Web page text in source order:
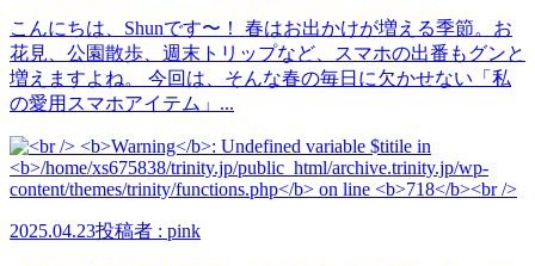
こんにちは、Shunです〜！ 春はお出かけが増える季節。お
花見、公園散歩、週末トリップなど、スマホの出番もグンと
増えますよね。 今回は、そんな春の毎日に欠かせない「私
の愛用スマホアイテム」...
2025.04.23投稿者 : pink